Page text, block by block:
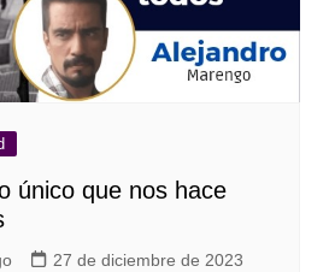
único que nos hace
27 de diciembre de 2023